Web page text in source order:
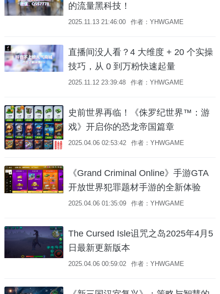
的流量黑科技！
2025.11.13 21:46:00 作者：YHWGAME
直播间没人看？4 大维度 + 20 个实操
技巧，从 0 到万粉快速起量
2025.11.12 23:39:48 作者：YHWGAME
史前世界再临！《侏罗纪世界™：游
戏》开启你的恐龙帝国篇章
2025.04.06 02:53:42 作者：YHWGAME
《Grand Criminal Online》手游GTA
开放世界犯罪题材手游的全新体验
2025.04.06 01:35:09 作者：YHWGAME
The Cursed Isle诅咒之岛2025年4月5
日最新更新版本
2025.04.06 00:59:02 作者：YHWGAME